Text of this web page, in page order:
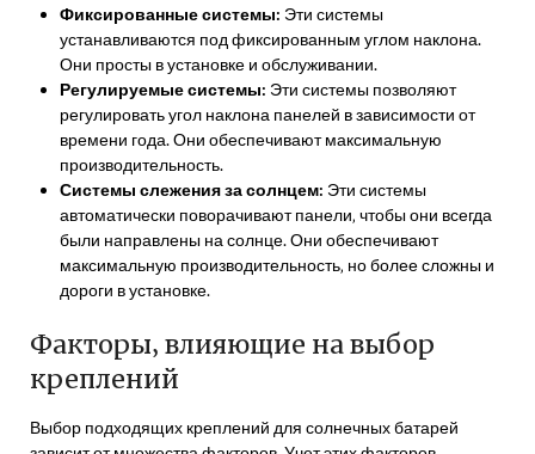
Фиксированные системы: Эти системы
устанавливаются под фиксированным углом наклона.
Они просты в установке и обслуживании.
Регулируемые системы: Эти системы позволяют
регулировать угол наклона панелей в зависимости от
времени года. Они обеспечивают максимальную
производительность.
Системы слежения за солнцем: Эти системы
автоматически поворачивают панели‚ чтобы они всегда
были направлены на солнце. Они обеспечивают
максимальную производительность‚ но более сложны и
дороги в установке.
Факторы‚ влияющие на выбор
креплений
Выбор подходящих креплений для солнечных батарей